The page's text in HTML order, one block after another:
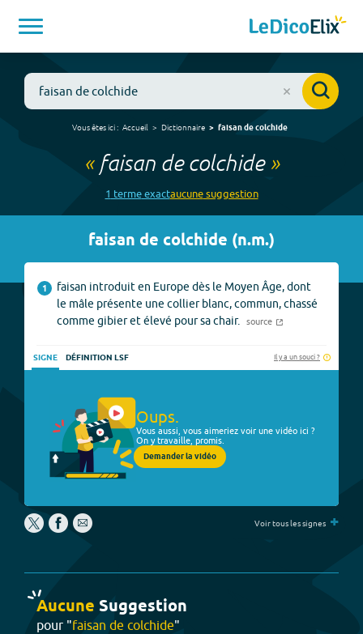
Vous êtes ici : Accueil Dictionnaire faisan de colchide
« faisan de colchide»
1 termeexactaucunesuggestion
faisan de colchide (n.m.)
1
faisan introduit en Europe dès le Moyen Âge, dont
le mâle présente une collier blanc, commun, chassé
comme gibier et élevé pour sa chair.
source
SIGNE DÉFINITION LSF Il y a un souci ?
Oups.
Vous aussi, vous aimeriez voir une vidéo ici ?
On y travaille, promis.
Demander la vidéo
Voir tous les signes +
Aucune Suggestion
pour "faisan de colchide"